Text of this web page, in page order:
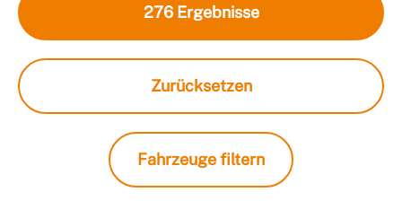
276 Ergebnisse
Zurücksetzen
Fahrzeuge filtern